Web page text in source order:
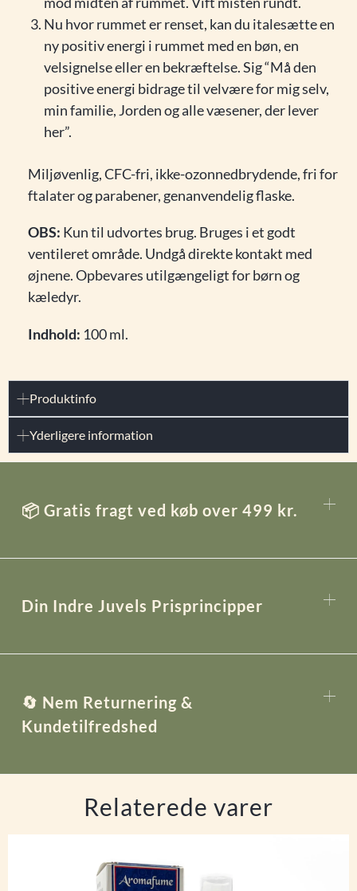
Nu hvor rummet er renset, kan du italesætte en
ny positiv energi i rummet med en bøn, en
velsignelse eller en bekræftelse. Sig “Må den
positive energi bidrage til velvære for mig selv,
min familie, Jorden og alle væsener, der lever
her”.
Miljøvenlig, CFC-fri, ikke-ozonnedbrydende, fri for
ftalater og parabener, genanvendelig flaske.
OBS: Kun til udvortes brug. Bruges i et godt
ventileret område. Undgå direkte kontakt med
øjnene. Opbevares utilgængeligt for børn og
kæledyr.
Indhold: 100 ml.
Produktinfo
Yderligere information
📦 Gratis fragt ved køb over 499 kr.
Din Indre Juvels Prisprincipper
🔄 Nem Returnering &
Kundetilfredshed
Relaterede varer